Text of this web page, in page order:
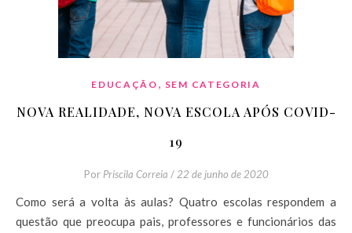
EDUCAÇÃO , SEM CATEGORIA
NOVA REALIDADE, NOVA ESCOLA APÓS COVID-
19
Por Priscila Correia / 22 de junho de 2020
Como será a volta às aulas? Quatro escolas respondem a
questão que preocupa pais, professores e funcionários das